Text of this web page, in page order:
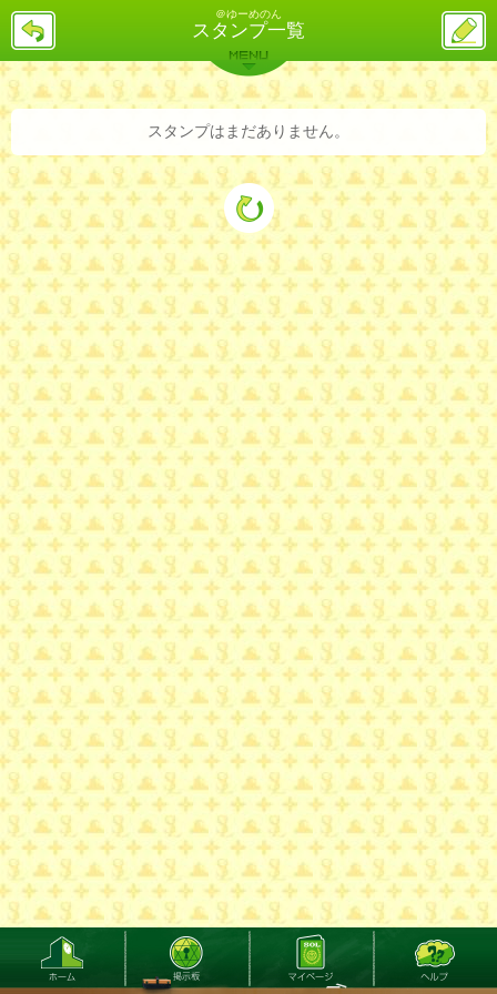
＠ゆーめのん
スタンプ一覧
戻
ス
投
稿
バックナンバー 詳細検索 ランキング
MENU
スタンプはまだありません。